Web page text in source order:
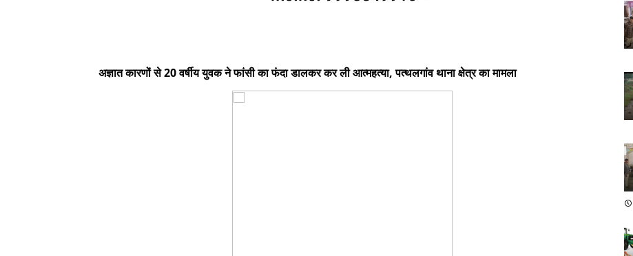
अज्ञात कारणों से 20 वर्षीय युवक ने फांसी का फंदा डालकर कर ली आत्महत्या, पत्थलगांव थाना क्षेत्र का मामला